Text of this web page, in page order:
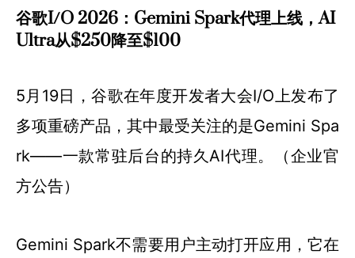
谷歌I/O 2026：Gemini Spark代理上线，AI
Ultra从$250降至$100
5月19日，谷歌在年度开发者大会I/O上发布了
多项重磅产品，其中最受关注的是Gemini Spa
rk——一款常驻后台的持久AI代理。（企业官
方公告）
Gemini Spark不需要用户主动打开应用，它在